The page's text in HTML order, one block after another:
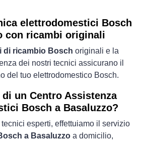
elettrodomestici Bosch
con ricambi originali
di ricambio Bosch originali e la
dei nostri tecnici assicurano il
del tuo elettrodomestico Bosch.
un Centro Assistenza
Bosch a Basaluzzo?
esperti, effettuiamo il servizio
a Basaluzzoa domicilio,